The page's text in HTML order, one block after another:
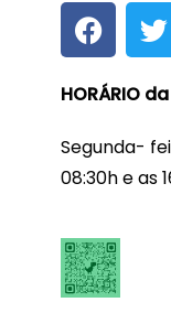
HORÁRIO
Segunda-
08:30h e as